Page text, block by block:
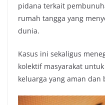
pidana terkait
rumah tangga yang
dunia.
Kasus ini sekaligus
kolektif masyarakat
keluarga yang aman dan